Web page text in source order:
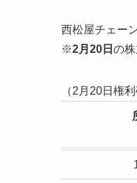
西松屋チェー
※2月20日 の株
（2月20日権利